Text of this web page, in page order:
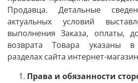
Продавца. Детальные
актуальных условий
выполнения Заказа, оплаты,
возврата Товара указаны в
разделах сайта интернет-
Права и обязанности